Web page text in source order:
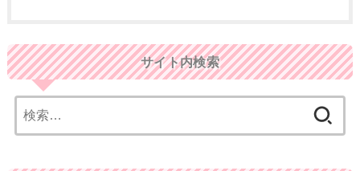
サイト内検索
索: